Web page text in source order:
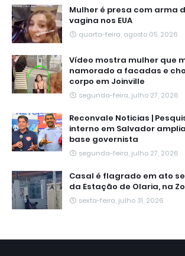
Mulher é presa com arma
vagina nos EUA
quarta-feira, agosto 05, 2026
Vídeo mostra mulher que
namorado a facadas e
corpo em Joinville
segunda-feira, julho 27, 2026
Reconvale Noticias |
interno em Salvador
base governista
segunda-feira, julho 27, 2026
Casal é flagrado em ato
da Estação de Olaria, na
sexta-feira, julho 31, 2026